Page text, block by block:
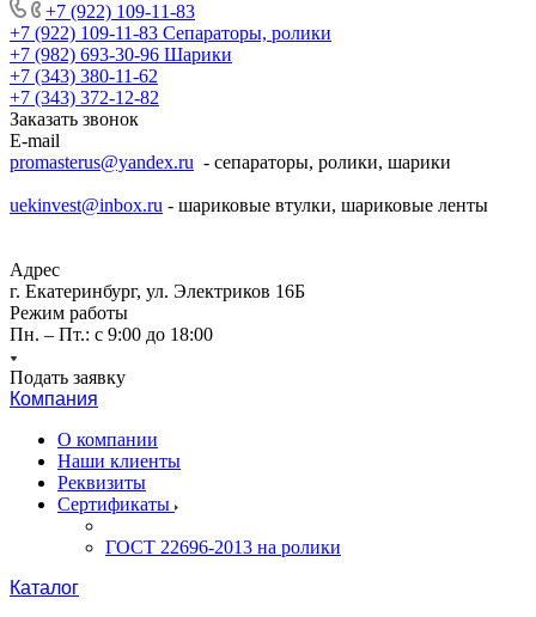
+7 (922) 109-11-83
+7 (922) 109-11-83 Сепараторы, ролики
+7 (982) 693-30-96 Шарики
+7 (343) 380-11-62
+7 (343) 372-12-82
Заказать звонок
E-mail
promasterus@yandex.ru - сепараторы, ролики, шарики
uekinvest@inbox.ru - шариковые втулки, шариковые ленты
Адрес
г. Екатеринбург, ул. Электриков 16Б
Режим работы
Пн. – Пт.: с 9:00 до 18:00
Подать заявку
Компания
О компании
Наши клиенты
Реквизиты
Сертификаты
ГОСТ 22696-2013 на ролики
Каталог